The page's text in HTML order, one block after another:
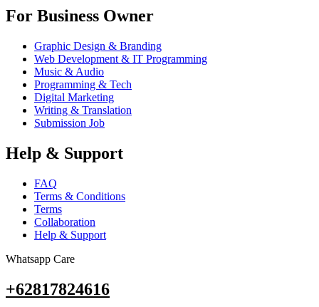
For Business Owner
Graphic Design & Branding
Web Development & IT Programming
Music & Audio
Programming & Tech
Digital Marketing
Writing & Translation
Submission Job
Help & Support
FAQ
Terms & Conditions
Terms
Collaboration
Help & Support
Whatsapp Care
+62817824616